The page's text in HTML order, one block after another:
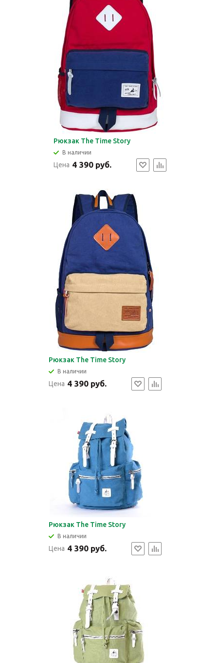
Рюкзак The Time Story
В наличии
Цена 4 390 руб.
Рюкзак The Time Story
В наличии
Цена 4 390 руб.
Рюкзак The Time Story
В наличии
Цена 4 390 руб.